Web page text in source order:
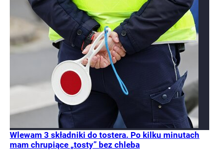
Wlewam 3 składniki do tostera. Po kilku minutach
mam chrupiące „tosty” bez chleba